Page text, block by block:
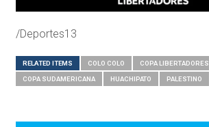
/Deportes13
RELATED ITEMS COLO COLO COPA LIBERTADORES
COPA SUDAMERICANA HUACHIPATO PALESTINO